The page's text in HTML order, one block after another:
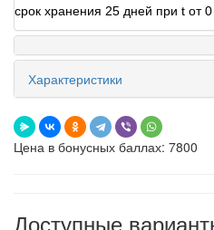
срок хранения 25 дней при t от
Характеристики
Цена в бонусных баллах: 7800
Доступные